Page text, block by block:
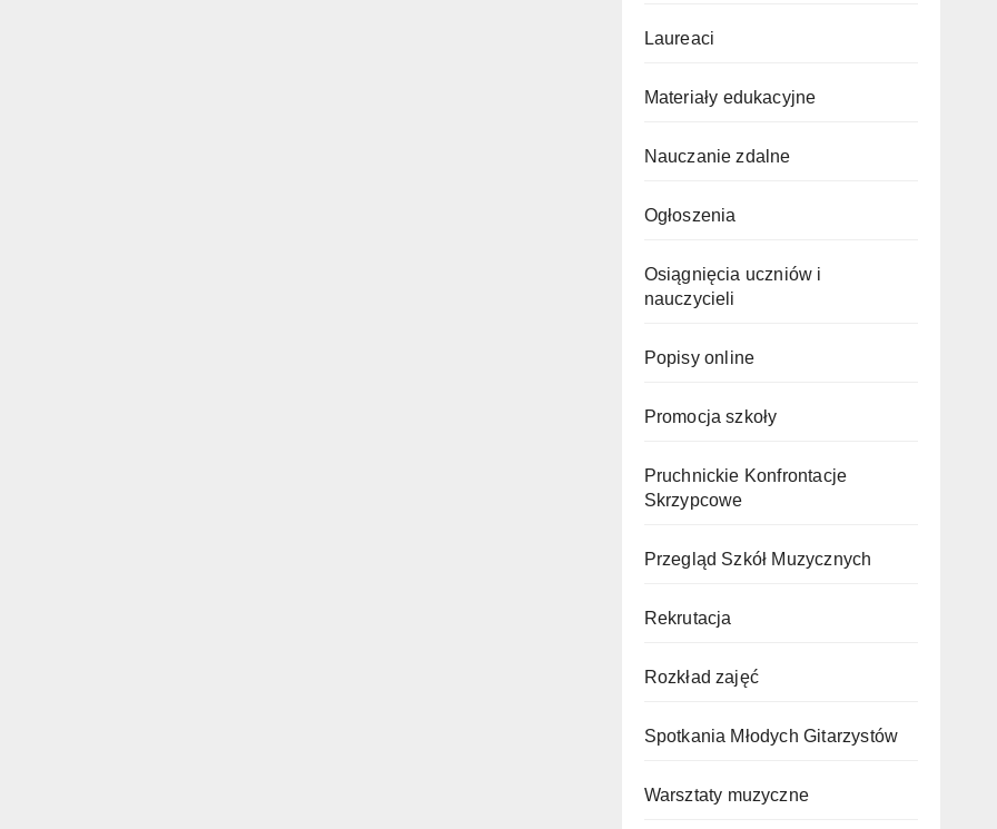
Laureaci
Materiały edukacyjne
Nauczanie zdalne
Ogłoszenia
Osiągnięcia uczniów i
nauczycieli
Popisy online
Promocja szkoły
Pruchnickie Konfrontacje
Skrzypcowe
Przegląd Szkół Muzycznych
Rekrutacja
Rozkład zajęć
Spotkania Młodych Gitarzystów
Warsztaty muzyczne